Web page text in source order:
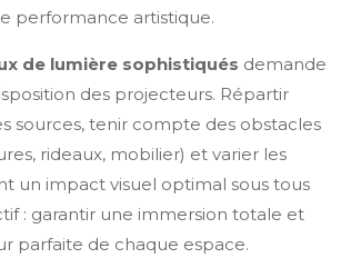
performance artistique.
de lumière sophistiqués demande
des projecteurs. Répartir
sources, tenir compte des obstacles
rideaux, mobilier) et varier les
un impact visuel optimal sous tous
: garantir une immersion totale et
parfaite de chaque espace.